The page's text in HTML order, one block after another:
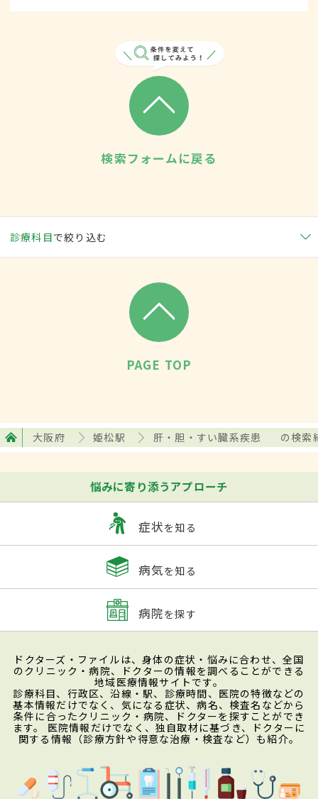
検索フォームに戻る
診療科目で絞り込む
PAGE TOP
大阪府 姫松駅 肝・胆・すい臓系疾患 の検索
悩みに寄り添うアプローチ
症状を知る
病気を知る
病院を探す
ドクターズ・ファイルは、身体の症状・悩みに合わせ、全国
のクリニック・病院、ドクターの情報を調べることができる
地域医療情報サイトです。
診療科目、行政区、沿線・駅、診療時間、医院の特徴などの
基本情報だけでなく、気になる症状、病名、検査名などから
条件に合ったクリニック・病院、ドクターを探すことができ
ます。 医院情報だけでなく、独自取材に基づき、ドクターに
関する情報（診療方針や得意な治療・検査など）も紹介。